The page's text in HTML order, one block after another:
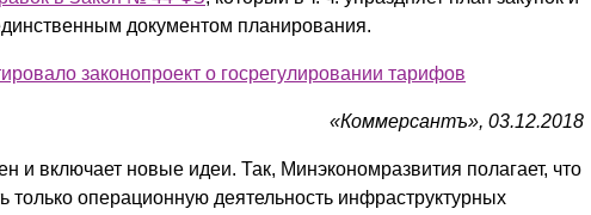
документом планирования.
законопроект о госрегулировании тарифов
«Коммерсантъ», 03.12.2018
и включает новые идеи. Так, Минэкономразвития полагает, что
операционную деятельность инфраструктурных